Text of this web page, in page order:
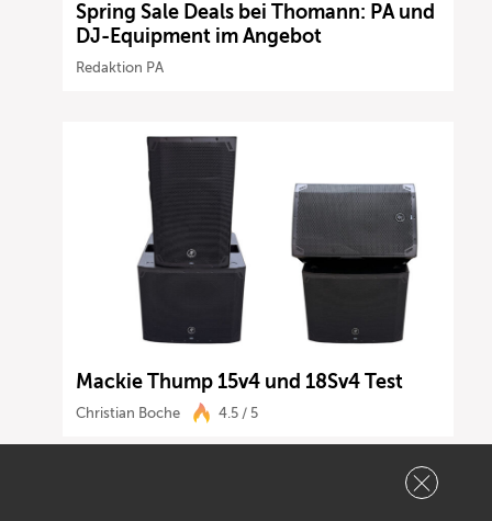
Spring Sale Deals bei Thomann: PA und
DJ-Equipment im Angebot
Redaktion PA
Mackie Thump 15v4 und 18Sv4 Test
Christian Boche 4.5 / 5